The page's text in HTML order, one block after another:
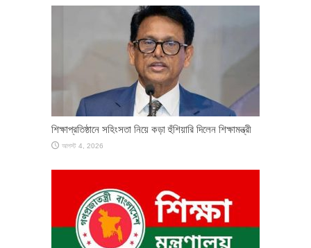
শিক্ষাপ্রতিষ্ঠানে সহিংসতা নিয়ে কড়া হুঁশিয়ারি দিলেন শিক্ষামন্ত্রী
আগস্ট 4, 2026